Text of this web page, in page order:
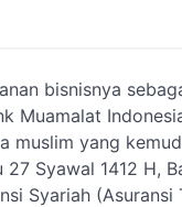
bisnisnya
Muamalat
muslim yang
Syawal 1412 H,
Syariah (Asuransi